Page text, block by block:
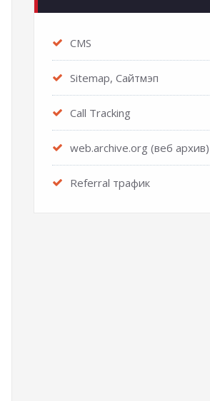
CMS
Sitemap, Сайтмэп
Call Tracking
web.archive.org (веб архив)
Referral трафик